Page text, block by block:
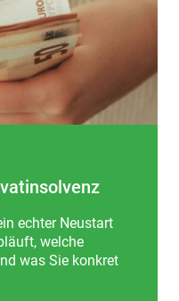
echter Neustart
welche
was Sie konkret